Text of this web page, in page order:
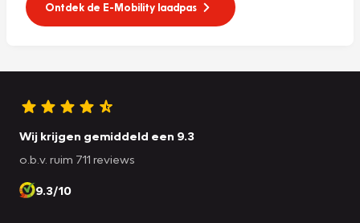
Ontdek de E-Mobility laadpas
Wij krijgen gemiddeld een 9.3
o.b.v. ruim 711 reviews
9.3/10